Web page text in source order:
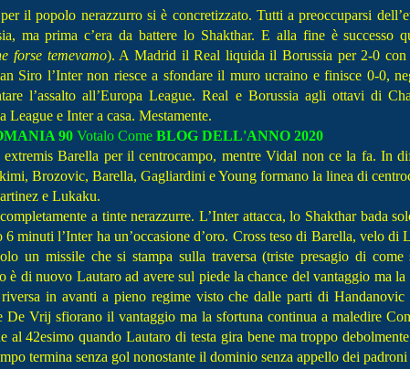
il popolo nerazzurro si è concretizzato. Tutti a preoccuparsi
ma prima c’era da battere lo Shakthar. E alla fine è successo
forse temevamo). A Madrid il Real liquida il Borussia per 2-0 con
Siro l’Inter non riesce a sfondare il muro ucraino e finisce 0-0,
l’assalto all’Europa League. Real e Borussia agli ottavi di
League e Inter a casa. Mestamente.
90 Votalo Come BLOG DELL'ANNO 2020
extremis Barella per il centrocampo, mentre Vidal non ce la fa. In
Brozovic, Barella, Gagliardini e Young formano la linea di
e Lukaku.
a tinte nerazzurre. L’Inter attacca, lo Shakthar bada
minuti l’Inter ha un’occasione d’oro. Cross teso di Barella, velo di
un missile che si stampa sulla traversa (triste presagio di come
è di nuovo Lautaro ad avere sul piede la chance del vantaggio ma la
in avanti a pieno regime visto che dalle parti di
De Vrij sfiorano il vantaggio ma la sfortuna continua a maledire
al 42esimo quando Lautaro di testa gira bene ma troppo
termina senza gol nonostante il dominio senza appello dei padroni